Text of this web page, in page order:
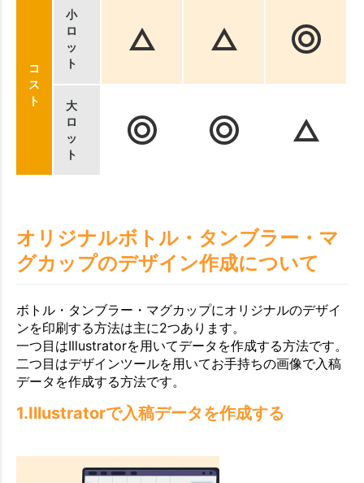
コ
ス
ト
小
ロ
ッ
ト
大
ロ
ッ
ト
オリジナルボトル・タンブラー・マ
グカップのデザイン作成について
ボトル・タンブラー・マグカップにオリジナルのデザイ
ンを印刷する方法は主に2つあります。
一つ目はIllustratorを用いてデータを作成する方法です。
二つ目はデザインツールを用いてお手持ちの画像で入稿
データを作成する方法です。
1.Illustratorで入稿データを作成する